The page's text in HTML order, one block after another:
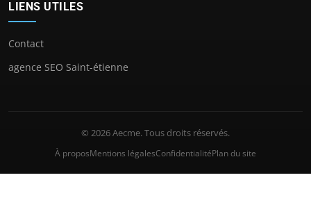
LIENS UTILES
Contact
agence SEO Saint-étienne
© 2026 Aecme. Tous droits réservés.
À proposMentions légalesConfidentialitéPlan du site